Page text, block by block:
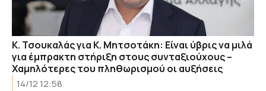
Κ. Τσουκαλάς για Κ. Μητσοτάκη: Είναι ύβρις να μιλά
για έμπρακτη στήριξη στους συνταξιούχους –
Χαμηλότερες του πληθωρισμού οι αυξήσεις
14/12 12:58